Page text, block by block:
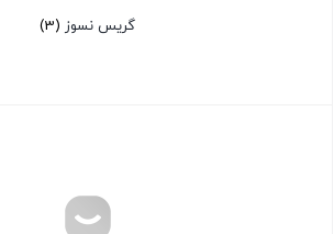
گریس نسوز (3)